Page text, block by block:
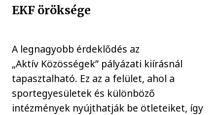
EKF öröksége
A legnagyobb érdeklődés az
„Aktív Közösségek” pályázati kiírásnál
tapasztalható. Ez az a felület, ahol a
sportegyesületek és különböző
intézmények nyújthatják be ötleteiket, így